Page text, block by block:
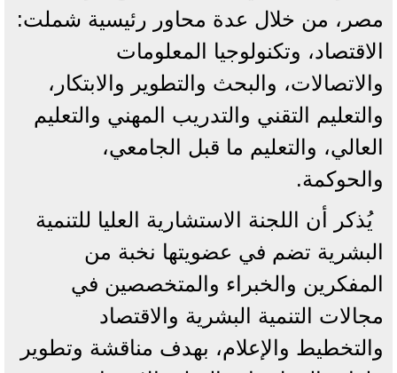
مصر، من خلال عدة محاور رئيسية شملت:
الاقتصاد، وتكنولوجيا المعلومات
والاتصالات، والبحث والتطوير والابتكار،
والتعليم التقني والتدريب المهني والتعليم
العالي، والتعليم ما قبل الجامعي،
والحوكمة.
يُذكر أن اللجنة الاستشارية العليا للتنمية
البشرية تضم في عضويتها نخبة من
المفكرين والخبراء والمتخصصين في
مجالات التنمية البشرية والاقتصاد
والتخطيط والإعلام، بهدف مناقشة وتطوير